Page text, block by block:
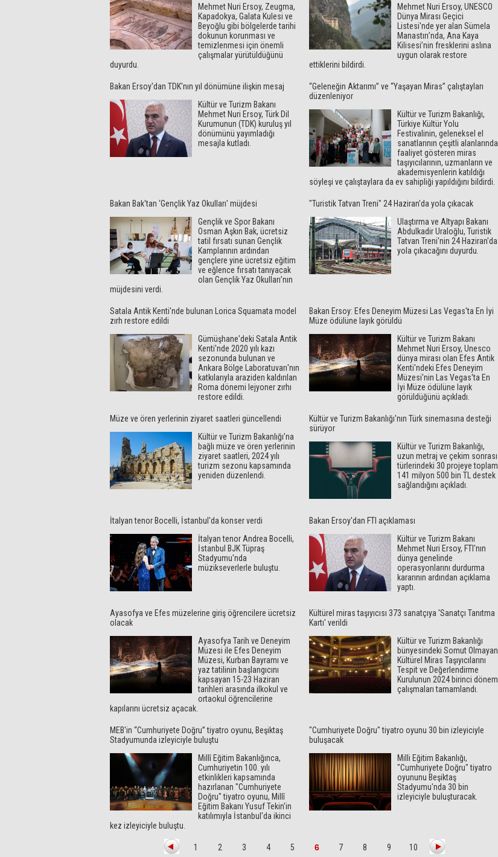
Mehmet Nuri Ersoy, Zeugma,
Kapadokya, Galata Kulesi ve
Beyoğlu gibi bölgelerde tarihi
dokunun korunması ve
temizlenmesi için önemli
çalışmalar yürütüldüğünü
duyurdu.
Mehmet Nuri Ersoy, UNESCO
Dünya Mirası Geçici
Listesi'nde yer alan Sümela
Manastırı’nda, Ana Kaya
Kilisesi’nin fresklerini aslına
uygun olarak restore
ettiklerini bildirdi.
Bakan Ersoy'dan TDK'nın yıl dönümüne ilişkin mesaj
Kültür ve Turizm Bakanı
Mehmet Nuri Ersoy, Türk Dil
Kurumunun (TDK) kuruluş yıl
dönümünü yayımladığı
mesajla kutladı.
“Geleneğin Aktarımı” ve “Yaşayan Miras” çalıştayları
düzenleniyor
Kültür ve Turizm Bakanlığı,
Türkiye Kültür Yolu
Festivalinin, geleneksel el
sanatlarının çeşitli alanlarında
faaliyet gösteren miras
taşıyıcılarının, uzmanların ve
akademisyenlerin katıldığı
söyleşi ve çalıştaylara da ev sahipliği yapıldığını bildirdi.
Bakan Bak'tan ‘Gençlik Yaz Okulları' müjdesi
Gençlik ve Spor Bakanı
Osman Aşkın Bak, ücretsiz
tatil fırsatı sunan Gençlik
Kamplarının ardından
gençlere yine ücretsiz eğitim
ve eğlence fırsatı tanıyacak
olan Gençlik Yaz Okulları’nın
müjdesini verdi.
"Turistik Tatvan Treni" 24 Haziran'da yola çıkacak
Ulaştırma ve Altyapı Bakanı
Abdulkadir Uraloğlu, Turistik
Tatvan Treni'nin 24 Haziran'da
yola çıkacağını duyurdu.
Satala Antik Kenti'nde bulunan Lorica Squamata model
zırh restore edildi
Gümüşhane'deki Satala Antik
Kenti'nde 2020 yılı kazı
sezonunda bulunan ve
Ankara Bölge Laboratuvarı'nın
katkılarıyla araziden kaldırılan
Roma dönemi lejyoner zırhı
restore edildi.
Bakan Ersoy: Efes Deneyim Müzesi Las Vegas'ta En İyi
Müze ödülüne layık görüldü
Kültür ve Turizm Bakanı
Mehmet Nuri Ersoy, Unesco
dünya mirası olan Efes Antik
Kenti'ndeki Efes Deneyim
Müzesi'nin Las Vegas'ta En
İyi Müze ödülüne layık
görüldüğünü açıkladı.
Müze ve ören yerlerinin ziyaret saatleri güncellendi
Kültür ve Turizm Bakanlığı’na
bağlı müze ve ören yerlerinin
ziyaret saatleri, 2024 yılı
turizm sezonu kapsamında
yeniden düzenlendi.
Kültür ve Turizm Bakanlığı'nın Türk sinemasına desteği
sürüyor
Kültür ve Turizm Bakanlığı,
uzun metraj ve çekim sonrası
türlerindeki 30 projeye toplam
141 milyon 500 bin TL destek
sağlandığını açıkladı.
İtalyan tenor Bocelli, İstanbul'da konser verdi
İtalyan tenor Andrea Bocelli,
İstanbul BJK Tüpraş
Stadyumu'nda
müzikseverlerle buluştu.
Bakan Ersoy'dan FTI açıklaması
Kültür ve Turizm Bakanı
Mehmet Nuri Ersoy, FTI'nın
dünya genelinde
operasyonlarını durdurma
kararının ardından açıklama
yaptı.
Ayasofya ve Efes müzelerine giriş öğrencilere ücretsiz
olacak
Ayasofya Tarih ve Deneyim
Müzesi ile Efes Deneyim
Müzesi, Kurban Bayramı ve
yaz tatilinin başlangıcını
kapsayan 15-23 Haziran
tarihleri arasında ilkokul ve
ortaokul öğrencilerine
kapılarını ücretsiz açacak.
Kültürel miras taşıyıcısı 373 sanatçıya 'Sanatçı Tanıtma
Kartı' verildi
Kültür ve Turizm Bakanlığı
bünyesindeki Somut Olmayan
Kültürel Miras Taşıyıcılarını
Tespit ve Değerlendirme
Kurulunun 2024 birinci dönem
çalışmaları tamamlandı.
MEB'in “Cumhuriyete Doğru” tiyatro oyunu, Beşiktaş
Stadyumunda izleyiciyle buluştu
Millî Eğitim Bakanlığınca,
Cumhuriyetin 100. yılı
etkinlikleri kapsamında
hazırlanan "Cumhuriyete
Doğru" tiyatro oyunu, Millî
Eğitim Bakanı Yusuf Tekin'in
katılımıyla İstanbul'da ikinci
kez izleyiciyle buluştu.
"Cumhuriyete Doğru" tiyatro oyunu 30 bin izleyiciyle
buluşacak
Milli Eğitim Bakanlığı,
"Cumhuriyete Doğru" tiyatro
oyununu Beşiktaş
Stadyumu'nda 30 bin
izleyiciyle buluşturacak.
1 2 3 4 5 6 7 8 9 10